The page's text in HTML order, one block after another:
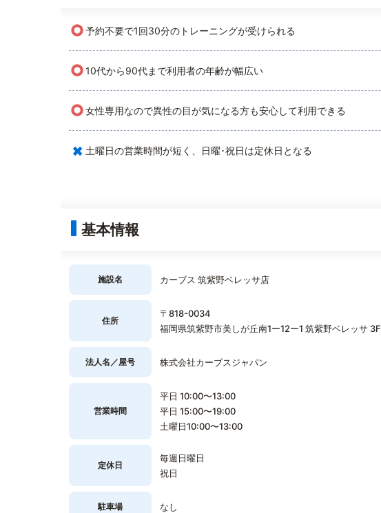
○予約不要で1回30分のトレーニングが受けられる
○10代から90代まで利用者の年齢が幅広い
○女性専用なので異性の目が気になる方も安心して利用できる
× 土曜日の営業時間が短く、日曜･祝日は定休日となる
基本情報
施設名 カーブス 筑紫野ベレッサ店
住所
〒818-0034
福岡県筑紫野市美しが丘南1ー12ー1 筑紫野ベレッサ 3F
法人名／屋号 株式会社カーブスジャパン
営業時間
平日 10:00〜13:00
平日 15:00〜19:00
土曜日10:00〜13:00
定休日
毎週日曜日
祝日
駐車場 なし